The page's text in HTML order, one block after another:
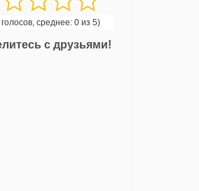
среднее: 0 из 5)
с друзьями!